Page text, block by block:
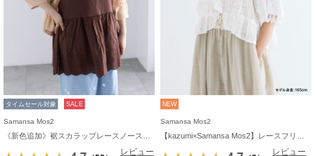
タイムセール対象 SALE
Samansa Mos2
レビュー
NEW
Samansa Mos2
レビュー